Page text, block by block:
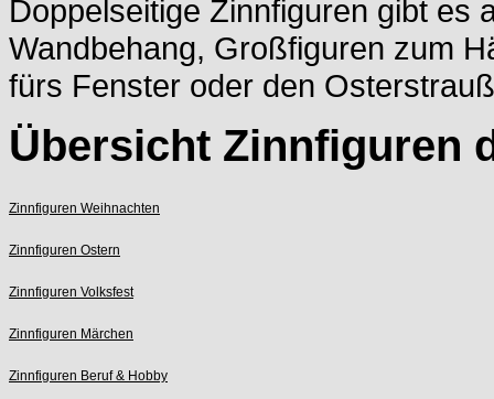
Doppelseitige Zinnfiguren gibt es
Wandbehang, Großfiguren zum
fürs Fenster oder den
Übersicht Zinnfiguren
Zinnfiguren Weihnachten
Zinnfiguren Ostern
Zinnfiguren Volksfest
Zinnfiguren Märchen
Zinnfiguren Beruf & Hobby